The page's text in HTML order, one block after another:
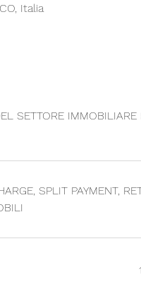
Italia
SETTORE
SPLIT PAYMENT,